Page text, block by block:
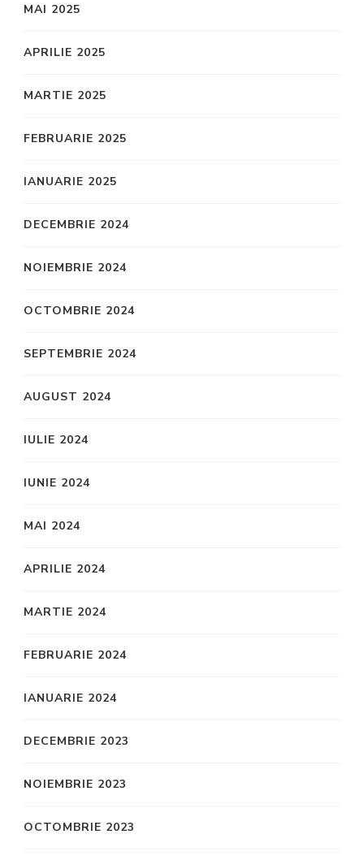
MAI 2025
APRILIE 2025
MARTIE 2025
FEBRUARIE 2025
IANUARIE 2025
DECEMBRIE 2024
NOIEMBRIE 2024
OCTOMBRIE 2024
SEPTEMBRIE 2024
AUGUST 2024
IULIE 2024
IUNIE 2024
MAI 2024
APRILIE 2024
MARTIE 2024
FEBRUARIE 2024
IANUARIE 2024
DECEMBRIE 2023
NOIEMBRIE 2023
OCTOMBRIE 2023